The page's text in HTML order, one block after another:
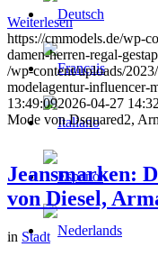
Weiterlesen
https://cmmodels.de/wp-
damen-herren-regal-
/wp-content/uploads/
modelagentur-influencer-
13:49:092026-04-27
Mode von Dsquared2,
Jeansmarken:
von Diesel,
in Stadt